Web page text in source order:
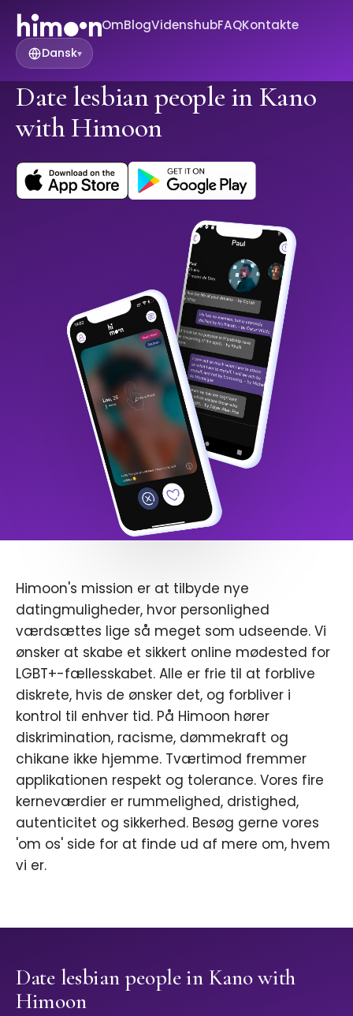
OmBlogVidenshubFAQKontakte
Dansk▾
Date lesbian people in Kano
with Himoon
Himoon's mission er at tilbyde nye
datingmuligheder, hvor personlighed
værdsættes lige så meget som udseende. Vi
ønsker at skabe et sikkert online mødested for
LGBT+-fællesskabet. Alle er frie til at forblive
diskrete, hvis de ønsker det, og forbliver i
kontrol til enhver tid. På Himoon hører
diskrimination, racisme, dømmekraft og
chikane ikke hjemme. Tværtimod fremmer
applikationen respekt og tolerance. Vores fire
kerneværdier er rummelighed, dristighed,
autenticitet og sikkerhed. Besøg gerne vores
'om os' side for at finde ud af mere om, hvem
vi er.
Date lesbian people in Kano with
Himoon